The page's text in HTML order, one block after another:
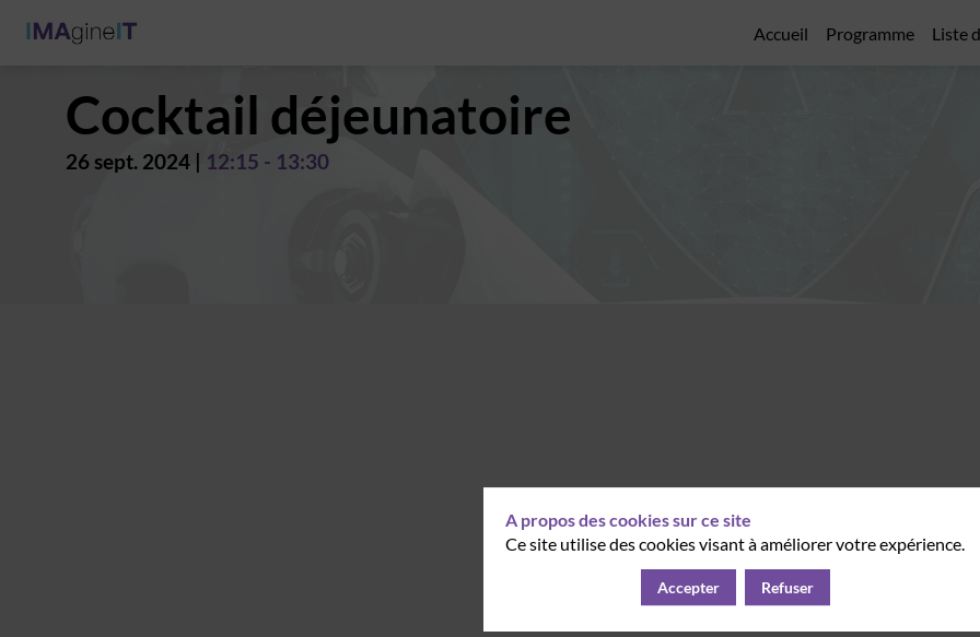
Accueil Programme Liste
Cocktail déjeunatoire
26 sept. 2024 12:15 - 13:30
A propos des cookies sur ce site
Ce site utilise des cookies visant à améliorer votre expérience.
Accepter Refuser